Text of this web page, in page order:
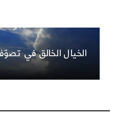
الخيال الخالق في